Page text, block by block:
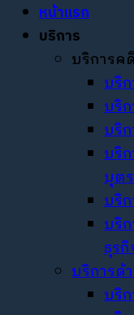
หน้าแรก
บริการ
บริการค
บริ
บริ
บริ
บริ
บุตร
บริ
บริ
ธุร
บริการด้
บริ